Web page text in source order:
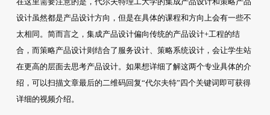
设计虽然都是产品设计方向，但是在具体的课程和方向上会有一些不
太相同。简而言之，集成产品设计偏向传统的产品设计+工程的结
合，而策略产品设计则结合了服务设计、策略系统设计，会让学生站
在更高的层面去思考产品设计。如果想详细了解这两个专业具体的介
绍，可以扫描文章最后的二维码回复“代尔夫特”四个关键词即可获得
详细的视频介绍。